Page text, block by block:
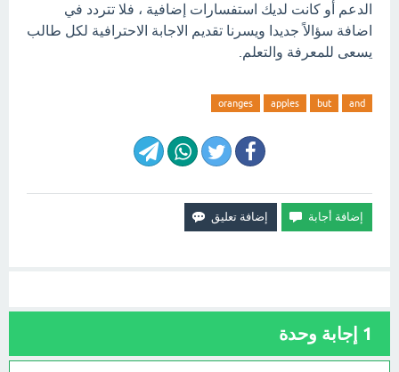
الدعم أو كانت لديك استفسارات إضافية ، فلا تتردد في
اضافة سؤالاً جديدا ويسرنا تقديم الاجابة الاحترافية لكل طالب
يسعى للمعرفة والتعلم.
and
but
apples
oranges
1 إجابة وحدة